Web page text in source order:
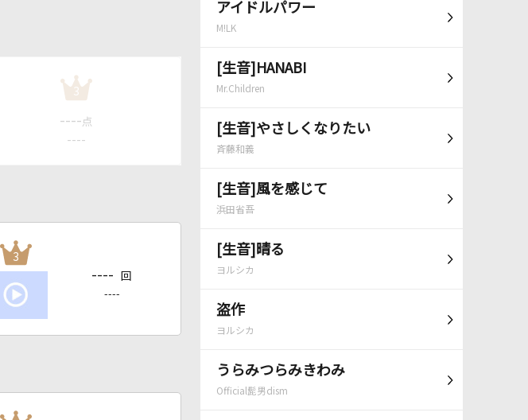
アイドルパワー
M!LK
[生音]HANABI
Mr.Children
[生音]やさしくなりたい
斉藤和義
[生音]風を感じて
浜田省吾
[生音]晴る
ヨルシカ
盗作
ヨルシカ
うらみつらみきわみ
Official髭男dism
3
---- 点
----
3
---- 回
----